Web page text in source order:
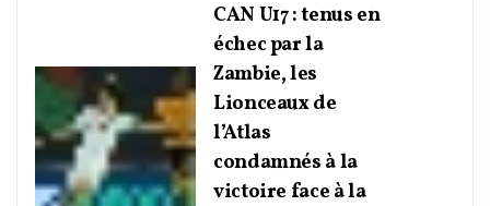
CAN U17 : tenus en
échec par la
Zambie, les
Lionceaux de
l’Atlas
condamnés à la
victoire face à la